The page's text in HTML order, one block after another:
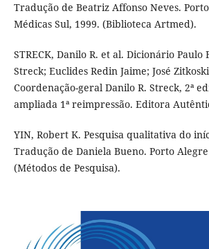
Tradução de Beatriz Affonso Neves.
Médicas Sul, 1999. (Biblioteca Artmed).
STRECK, Danilo R. et al. Dicionário Paulo
Streck; Euclides Redin Jaime; José
Coordenação-geral Danilo R. Streck, 2ª
ampliada 1ª reimpressão. Editora
YIN, Robert K. Pesquisa qualitativa do
Tradução de Daniela Bueno. Porto
(Métodos de Pesquisa).